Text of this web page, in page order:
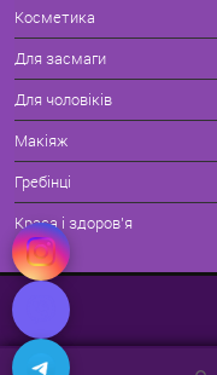
Косметика
Для засмаги
Для чоловіків
Макіяж
Гребінці
Краса і здоров'я